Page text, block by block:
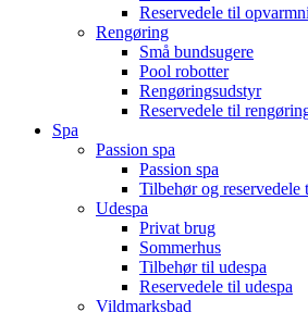
Reservedele til
Rengøring
Små bundsugere
Pool robotter
Rengøringsudstyr
Reservedele til
Spa
Passion spa
Passion spa
Tilbehør og reservedele
Udespa
Privat brug
Sommerhus
Tilbehør til udespa
Reservedele til udespa
Vildmarksbad